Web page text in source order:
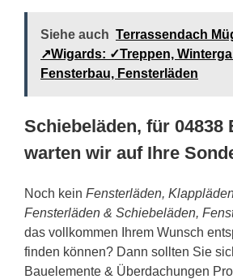
Siehe auch Terrassendach
↗️Wigards: ✓Treppen,
Fensterbau, Fensterläden
Schiebeläden, für 04838
warten wir auf Ihre
Noch kein Fensterläden,
Fensterläden & Schiebeläden,
das vollkommen Ihrem Wunsch
finden können? Dann sollten Sie
Bauelemente & Überdachungen